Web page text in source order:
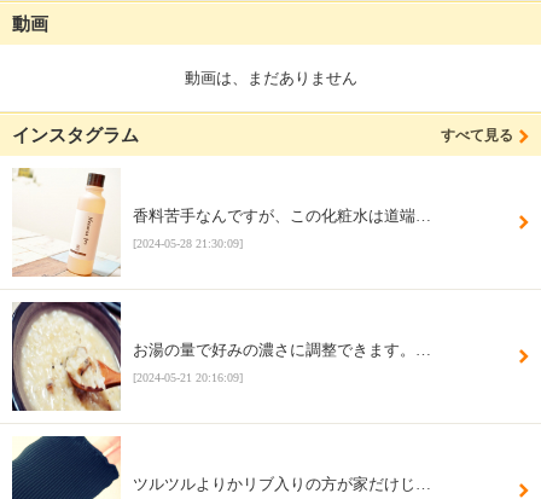
動画
動画は、まだありません
インスタグラム すべて見る
香料苦手なんですが、この化粧水は道端…
[2024-05-28 21:30:09]
お湯の量で好みの濃さに調整できます。…
[2024-05-21 20:16:09]
ツルツルよりかリブ入りの方が家だけじ…